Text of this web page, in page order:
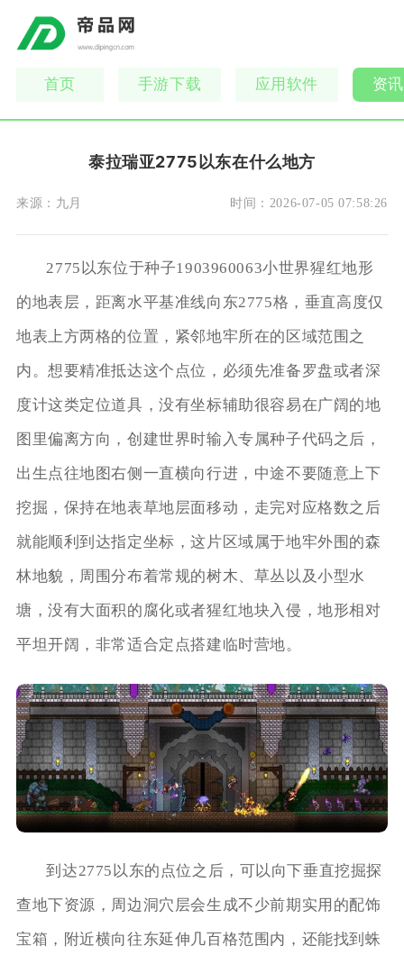
首页 手游下载 应用软件 资
泰拉瑞亚2775以东在什么地方
来源： 九月 时间： 2026-07-05 07:58:26
2775以东位于种子1903960063小世界猩红地形
的地表层，距离水平基准线向东2775格，垂直高度仅
地表上方两格的位置，紧邻地牢所在的区域范围之
内。想要精准抵达这个点位，必须先准备罗盘或者深
度计这类定位道具，没有坐标辅助很容易在广阔的地
图里偏离方向，创建世界时输入专属种子代码之后，
出生点往地图右侧一直横向行进，中途不要随意上下
挖掘，保持在地表草地层面移动，走完对应格数之后
就能顺利到达指定坐标，这片区域属于地牢外围的森
林地貌，周围分布着常规的树木、草丛以及小型水
塘，没有大面积的腐化或者猩红地块入侵，地形相对
平坦开阔，非常适合定点搭建临时营地。
到达2775以东的点位之后，可以向下垂直挖掘探
查地下资源，周边洞穴层会生成不少前期实用的配饰
宝箱，附近横向往东延伸几百格范围内，还能找到蛛